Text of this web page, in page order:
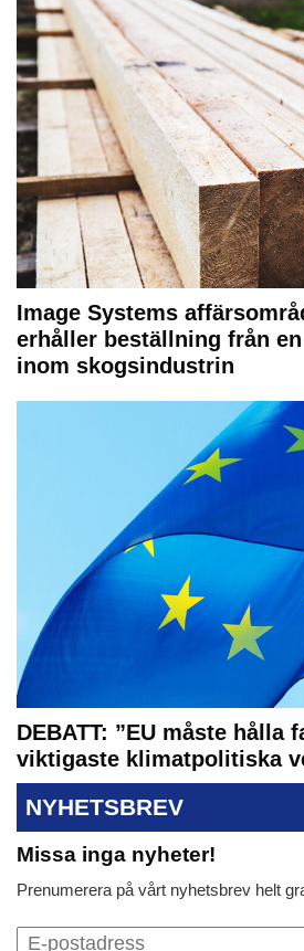
Image Systems
erhåller beställning från
inom skogsindustrin
DEBATT: ”EU måste hålla
viktigaste klimatpolitiska
NYHETSBREV
Missa inga nyheter!
Prenumerera på vårt nyhetsbrev helt